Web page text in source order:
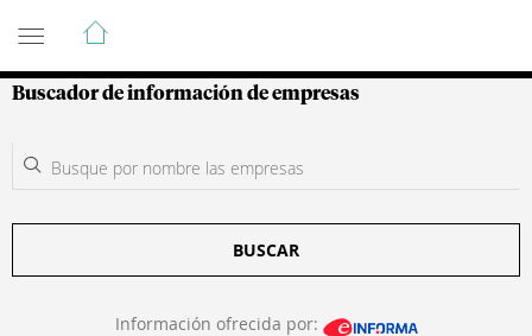
Guía de Empresas Colombianas
Buscador de información de empresas
BUSCAR
Información ofrecida por: